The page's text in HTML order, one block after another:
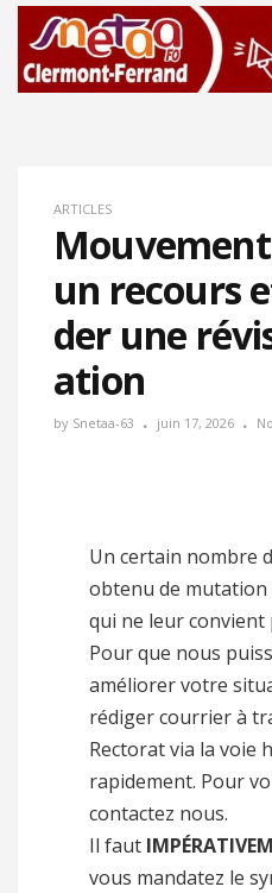
ARTICLES
un recours
der une
ation
by Snetaa-63 juin 17, 2026
Un certain nombre
obtenu de
qui ne leur convient
Pour que nous
améliorer votre
rédiger courrier à
Rectorat via la voie
rapidement. Pour
contactez nous.
Il faut
vous mandatez le